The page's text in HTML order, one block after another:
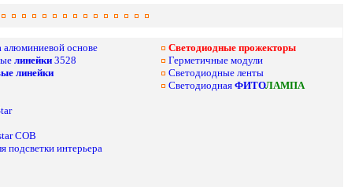
алюминиевой основе
линейки 3528
линейки
COB
подсветки интерьера
Светодиодные прожекторы
Герметичные модули
Светодиодные ленты
Светодиодная ФИТОЛАМПА